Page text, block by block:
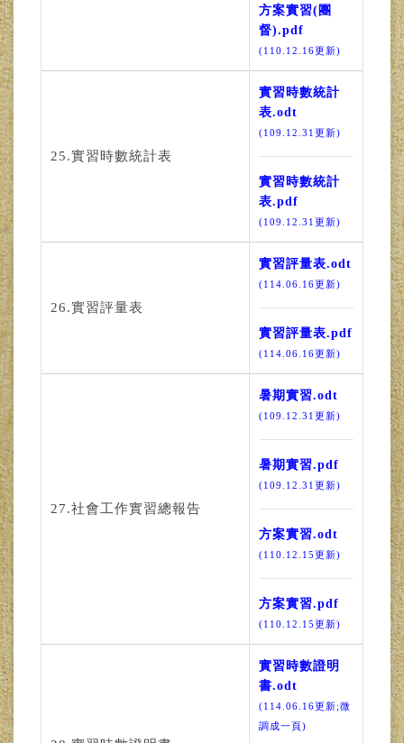
方案實習(團
督).pdf
(110.12.16更新)
25.實習時數統計表
實習時數統計
表.odt
(109.12.31更新)
實習時數統計
表.pdf
(109.12.31更新)
26.實習評量表
實習評量表.odt
(114.06.16更新)
實習評量表.pdf
(114.06.16更新)
27.社會工作實習總報告
暑期實習.odt
(109.12.31更新)
暑期實習.pdf
(109.12.31更新)
方案實習.odt
(110.12.15更新)
方案實習.pdf
(110.12.15更新)
實習時數證明
書.odt
(114.06.16更新;微
調成一頁)